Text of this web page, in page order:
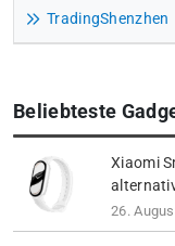
TradingShenzhen
Beliebteste
Xiaomi
26.